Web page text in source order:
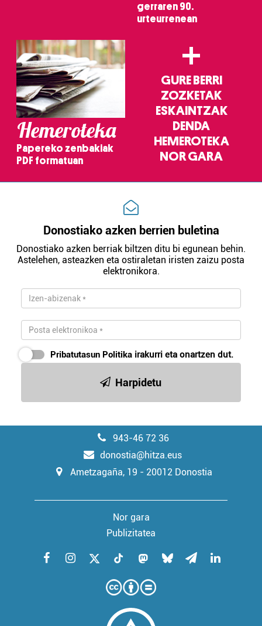
gerraren 90.
urteurrenean
Hemeroteka
Papereko zenbakiak
PDF formatuan
+
GURE BERRI
ZOZKETAK
ESKAINTZAK
DENDA
HEMEROTEKA
NOR GARA
Donostiako azken berrien buletina
Donostiako azken berriak biltzen ditu bi egunean behin.
Astelehen, asteazken eta ostiraletan iristen zaizu posta
elektronikora.
Pribatutasun Politika irakurri eta onartzen dut.
Harpidetu
943-46 72 36
donostia@hitza.eus
Ametzagaña, 19 - 20012 Donostia
Nor gara
Publizitatea